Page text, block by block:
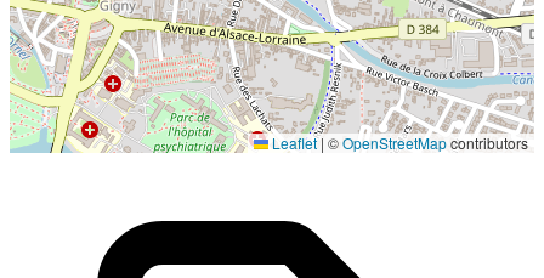
Localisation en cours...
Leaflet | ©OpenStreetMapcontributors